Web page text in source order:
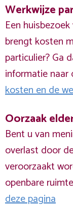
Werkwijze
Een
brengt kosten
particulier? Ga
informatie naar
kosten en de
Oorzaak
Bent u van
overlast door
veroorzaakt
openbare
deze pagina